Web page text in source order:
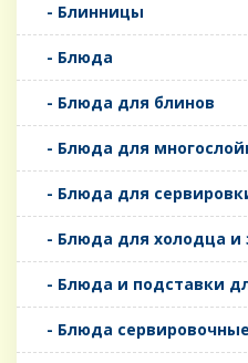
- Блинницы
- Блюда
- Блюда для блинов
- Блюда для
- Блюда для
- Блюда для холодца и
- Блюда и подставки
- Блюда сервировочные